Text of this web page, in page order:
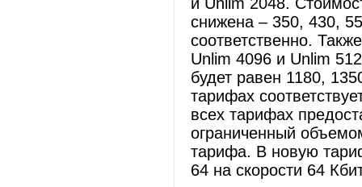
снижена – 350, 430,
соответственно.
Unlim 4096 и Unlim
будет равен 1180,
тарифах
всех тарифах
ограниченный
тарифа. В новую
64 на скорости 64